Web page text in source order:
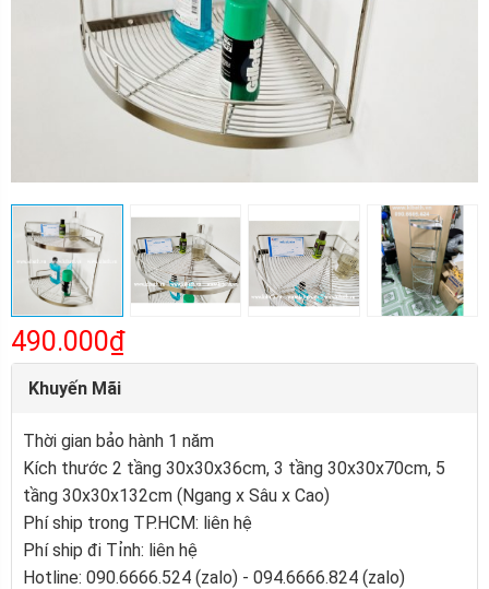
490.000₫
Khuyến Mãi
Thời gian bảo hành 1 năm
Kích thước 2 tầng 30x30x36cm, 3 tầng 30x30x70cm, 5
tầng 30x30x132cm (Ngang x Sâu x Cao)
Phí ship trong TP.HCM: liên hệ
Phí ship đi Tỉnh: liên hệ
Hotline: 090.6666.524 (zalo) - 094.6666.824 (zalo)